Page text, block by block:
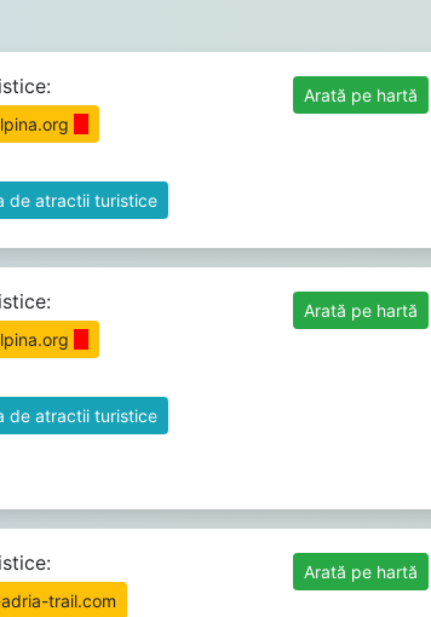
de atractii turistice
Arată pe hartă
de atractii turistice
Arată pe hartă
trail.com
Arată pe hartă